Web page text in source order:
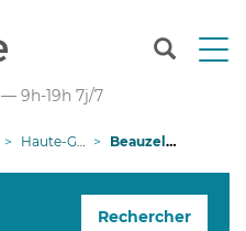
T
n
— 9h-19h 7j/7
Haute-Garonne Beauzelle
Rechercher